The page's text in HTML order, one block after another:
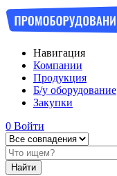
Навигация
Компании
Продукция
Б/у оборудование
Закупки
0 Войти